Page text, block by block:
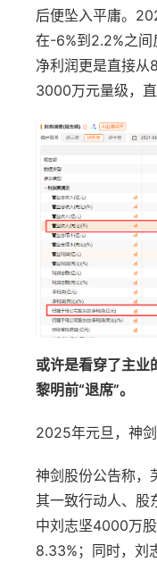
后便坠入平庸。
在-6%到2.2%之间
净利润更是直接从
3000万元量级，直
或许是看穿了主业
黎明前“退席”。
2025年元旦，神
神剑股份公告称，
其一致行动人、股
中刘志坚4000万
8.33%；同时，刘